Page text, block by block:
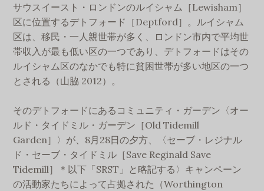
サウスイースト・ロンドンのルイシャム［Lewisham］
区に位置するデトフォード［Deptford］。ルイシャム
区は、移民・一人親世帯が多く、ロンドン市内で平均世
帯収入が最も低い区の一つであり、デトフォードはその
ルイシャム区のなかでも特に貧困世帯が多い地区の一つ
とされる（山脇 2012）。
そのデトフォードにあるコミュニティ・ガーデン〈オー
ルド・タイドミル・ガーデン［Old Tidemill
Garden］〉が、8月28日の夕方、〈セーブ・レジナル
ド・セーブ・タイドミル［Save Reginald Save
Tidemill］＊以下「SRST」と略記する〉キャンペーン
の活動家たちによって占拠された（Worthington